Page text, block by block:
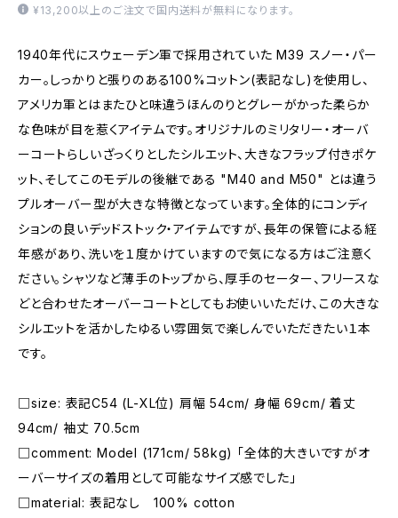
¥13,200以上のご注文で国内送料が無料になります。
1940年代にスウェーデン軍で採用されていた M39 スノー・パー
カー。しっかりと張りのある100%コットン(表記なし)を使用し、
アメリカ軍とはまたひと味違うほんのりとグレーがかった柔らか
な色味が目を惹くアイテムです。オリジナルのミリタリー・オーバ
ーコートらしいざっくりとしたシルエット、大きなフラップ付きポケ
ット、そしてこのモデルの後継である "M40 and M50" とは違う
プルオーバー型が大きな特徴となっています。全体的にコンディ
ションの良いデッドストック・アイテムですが、長年の保管による経
年感があり、洗いを１度かけていますので気になる方はご注意く
ださい。シャツなど薄手のトップから、厚手のセーター、フリースな
どと合わせたオーバーコートとしてもお使いいただけ、この大きな
シルエットを活かしたゆるい雰囲気で楽しんでいただきたい１本
です。
□size: 表記C54 (L-XL位) 肩幅 54cm/ 身幅 69cm/ 着丈
94cm/ 袖丈 70.5cm
□comment: Model (171cm/ 58kg) 「全体的大きいですがオ
ーバーサイズの着用として可能なサイズ感でした」
□material: 表記なし 100% cotton